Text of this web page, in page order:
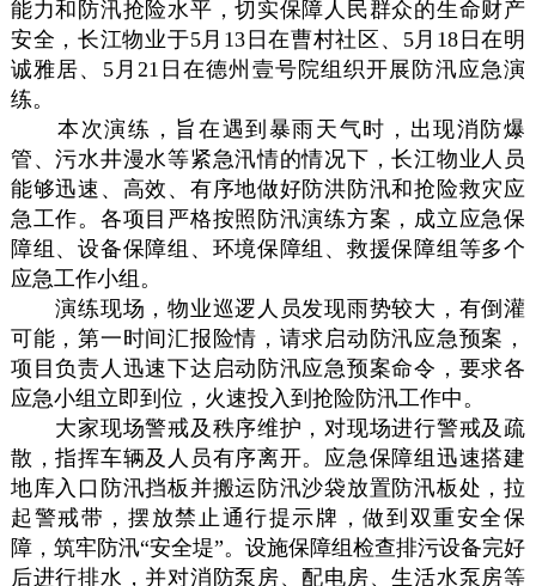
能力和防汛抢险水平，切实保障人民群众的生命财产
安全，长江物业于5月13日在曹村社区、5月18日在明
诚雅居、5月21日在德州壹号院组织开展防汛应急演
练。
本次演练，旨在遇到暴雨天气时，出现消防爆
管、污水井漫水等紧急汛情的情况下，长江物业人员
能够迅速、高效、有序地做好防洪防汛和抢险救灾应
急工作。各项目严格按照防汛演练方案，成立应急保
障组、设备保障组、环境保障组、救援保障组等多个
应急工作小组。
演练现场，物业巡逻人员发现雨势较大，有倒灌
可能，第一时间汇报险情，请求启动防汛应急预案，
项目负责人迅速下达启动防汛应急预案命令，要求各
应急小组立即到位，火速投入到抢险防汛工作中。
大家现场警戒及秩序维护，对现场进行警戒及疏
散，指挥车辆及人员有序离开。应急保障组迅速搭建
地库入口防汛挡板并搬运防汛沙袋放置防汛板处，拉
起警戒带，摆放禁止通行提示牌，做到双重安全保
障，筑牢防汛“安全堤”。设施保障组检查排污设备完好
后进行排水，并对消防泵房、配电房、生活水泵房等